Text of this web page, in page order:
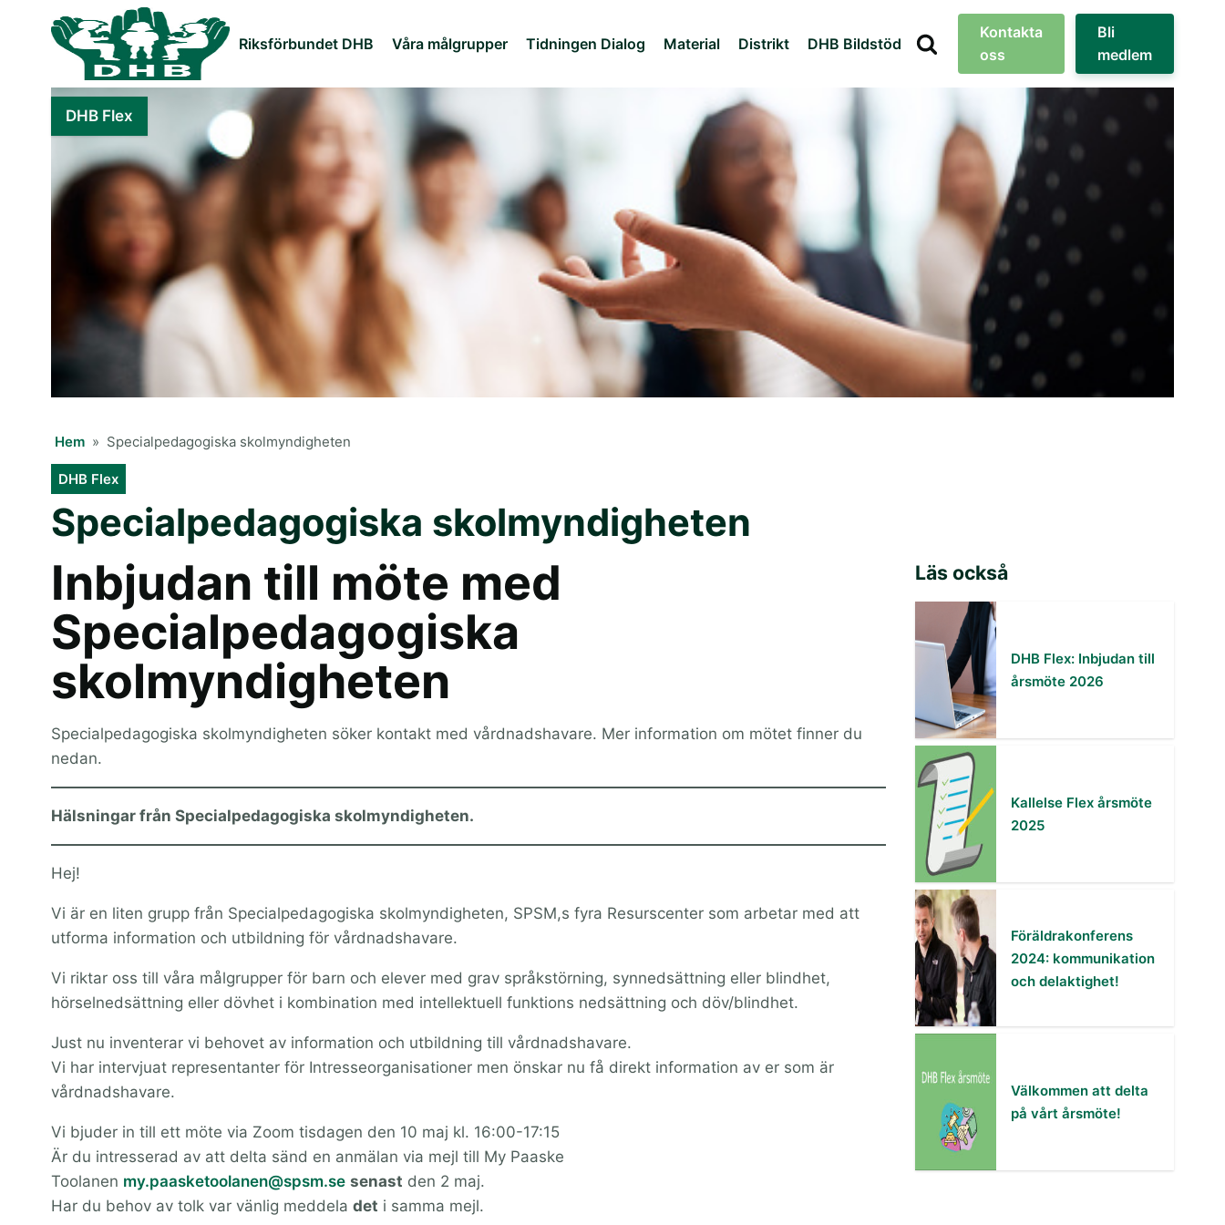
Riksförbundet DHB Våra målgrupper Tidningen Dialog Material Distrikt DHB Bildstöd
Kontakta
oss
Bli
medlem
DHB Flex
Hem » Specialpedagogiska skolmyndigheten
DHB Flex
Specialpedagogiska skolmyndigheten
Inbjudan till möte med
Specialpedagogiska
skolmyndigheten
Specialpedagogiska skolmyndigheten söker kontakt med vårdnadshavare. Mer information om mötet finner du
nedan.
Hälsningar från Specialpedagogiska skolmyndigheten.
Hej!
Vi är en liten grupp från Specialpedagogiska skolmyndigheten, SPSM,s fyra Resurscenter som arbetar med att
utforma information och utbildning för vårdnadshavare.
Vi riktar oss till våra målgrupper för barn och elever med grav språkstörning, synnedsättning eller blindhet,
hörselnedsättning eller dövhet i kombination med intellektuell funktions nedsättning och döv/blindhet.
Just nu inventerar vi behovet av information och utbildning till vårdnadshavare.
Vi har intervjuat representanter för Intresseorganisationer men önskar nu få direkt information av er som är
vårdnadshavare.
Vi bjuder in till ett möte via Zoom tisdagen den 10 maj kl. 16:00-17:15
Är du intresserad av att delta sänd en anmälan via mejl till My Paaske
Toolanen my.paasketoolanen@spsm.se senast den 2 maj.
Har du behov av tolk var vänlig meddela det i samma mejl.
Läs också
DHB Flex: Inbjudan till
årsmöte 2026
Kallelse Flex årsmöte
2025
Föräldrakonferens
2024: kommunikation
och delaktighet!
Välkommen att delta
på vårt årsmöte!